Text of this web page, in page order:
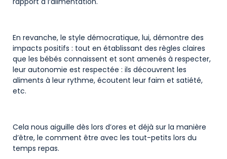
En revanche, le style démocratique, lui, démontre des
impacts positifs : tout en établissant des règles claires
que les bébés connaissent et sont amenés à respecter,
leur autonomie est respectée : ils découvrent les
aliments à leur rythme, écoutent leur faim et satiété,
etc.
Cela nous aiguille dès lors d’ores et déjà sur la manière
d’être, le comment être avec les tout-petits lors du
temps repas.